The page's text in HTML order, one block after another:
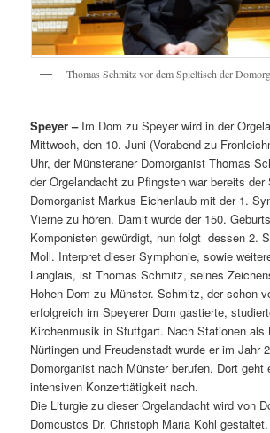
Thomas Schmitz vor dem Spieltisch der
Speyer – Im Dom zu Speyer wird in der
Mittwoch, den 10. Juni (Vorabend zu
Uhr, der Münsteraner Domorganist Thomas
der Orgelandacht zu Pfingsten war bereits der
Domorganist Markus Eichenlaub mit der 1.
Vierne zu hören. Damit wurde der 150.
Komponisten gewürdigt, nun folgt dessen 2.
Moll. Interpret dieser Symphonie, sowie
Langlais, ist Thomas Schmitz, seines
Hohen Dom zu Münster. Schmitz, der schon
erfolgreich im Speyerer Dom gastierte,
Kirchenmusik in Stuttgart. Nach Stationen als
Nürtingen und Freudenstadt wurde er im Jahr
Domorganist nach Münster berufen. Dort geht
intensiven Konzerttätigkeit nach.
Die Liturgie zu dieser Orgelandacht wird von
Domcustos Dr. Christoph Maria Kohl gestaltet.